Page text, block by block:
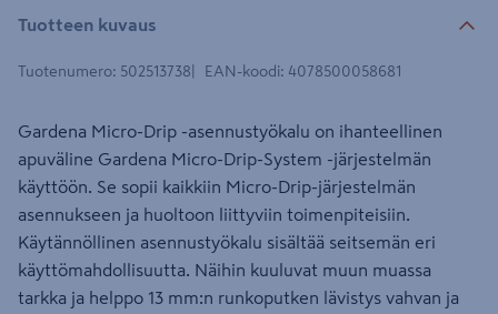
Tuotteen kuvaus
Tuotenumero: 502513738 EAN-koodi: 4078500058681
Gardena Micro-Drip -asennustyökalu on ihanteellinen
apuväline Gardena Micro-Drip-System -järjestelmän
käyttöön. Se sopii kaikkiin Micro-Drip-järjestelmän
asennukseen ja huoltoon liittyviin toimenpiteisiin.
Käytännöllinen asennustyökalu sisältää seitsemän eri
käyttömahdollisuutta. Näihin kuuluvat muun muassa
tarkka ja helppo 13 mm:n runkoputken lävistys vahvan ja